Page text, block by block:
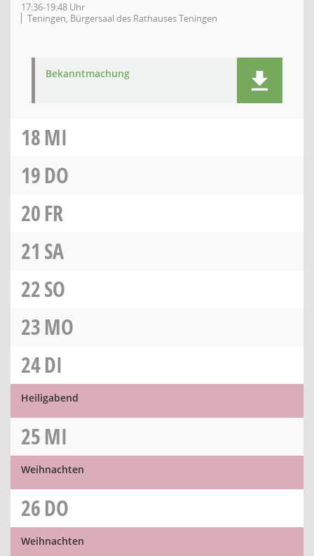
17:36-19:48 Uhr
Teningen, Bürgersaal des Rathauses Teningen
Bekanntmachung
18MI
19DO
20FR
21 SA
22SO
23MO
24DI
Heiligabend
25MI
Weihnachten
26DO
Weihnachten